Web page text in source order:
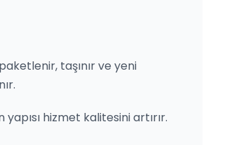
taşınır ve yeni
hizmet kalitesini artırır.